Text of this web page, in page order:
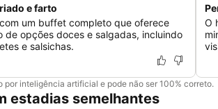
e farto
um buffet completo que oferece
de opções doces e salgadas, incluindo
e salsichas.
O
por inteligência artificial e pode não ser 100% correto.
estadias semelhantes